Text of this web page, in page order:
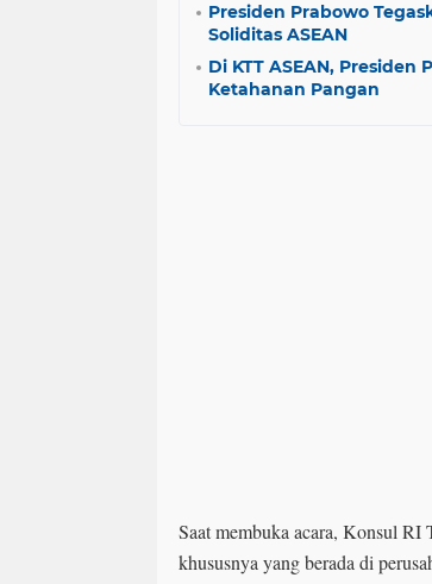
Presiden Prabowo
Soliditas ASEAN
Di KTT ASEAN,
Ketahanan Pangan
Saat membuka acara, Konsul
khususnya yang berada di